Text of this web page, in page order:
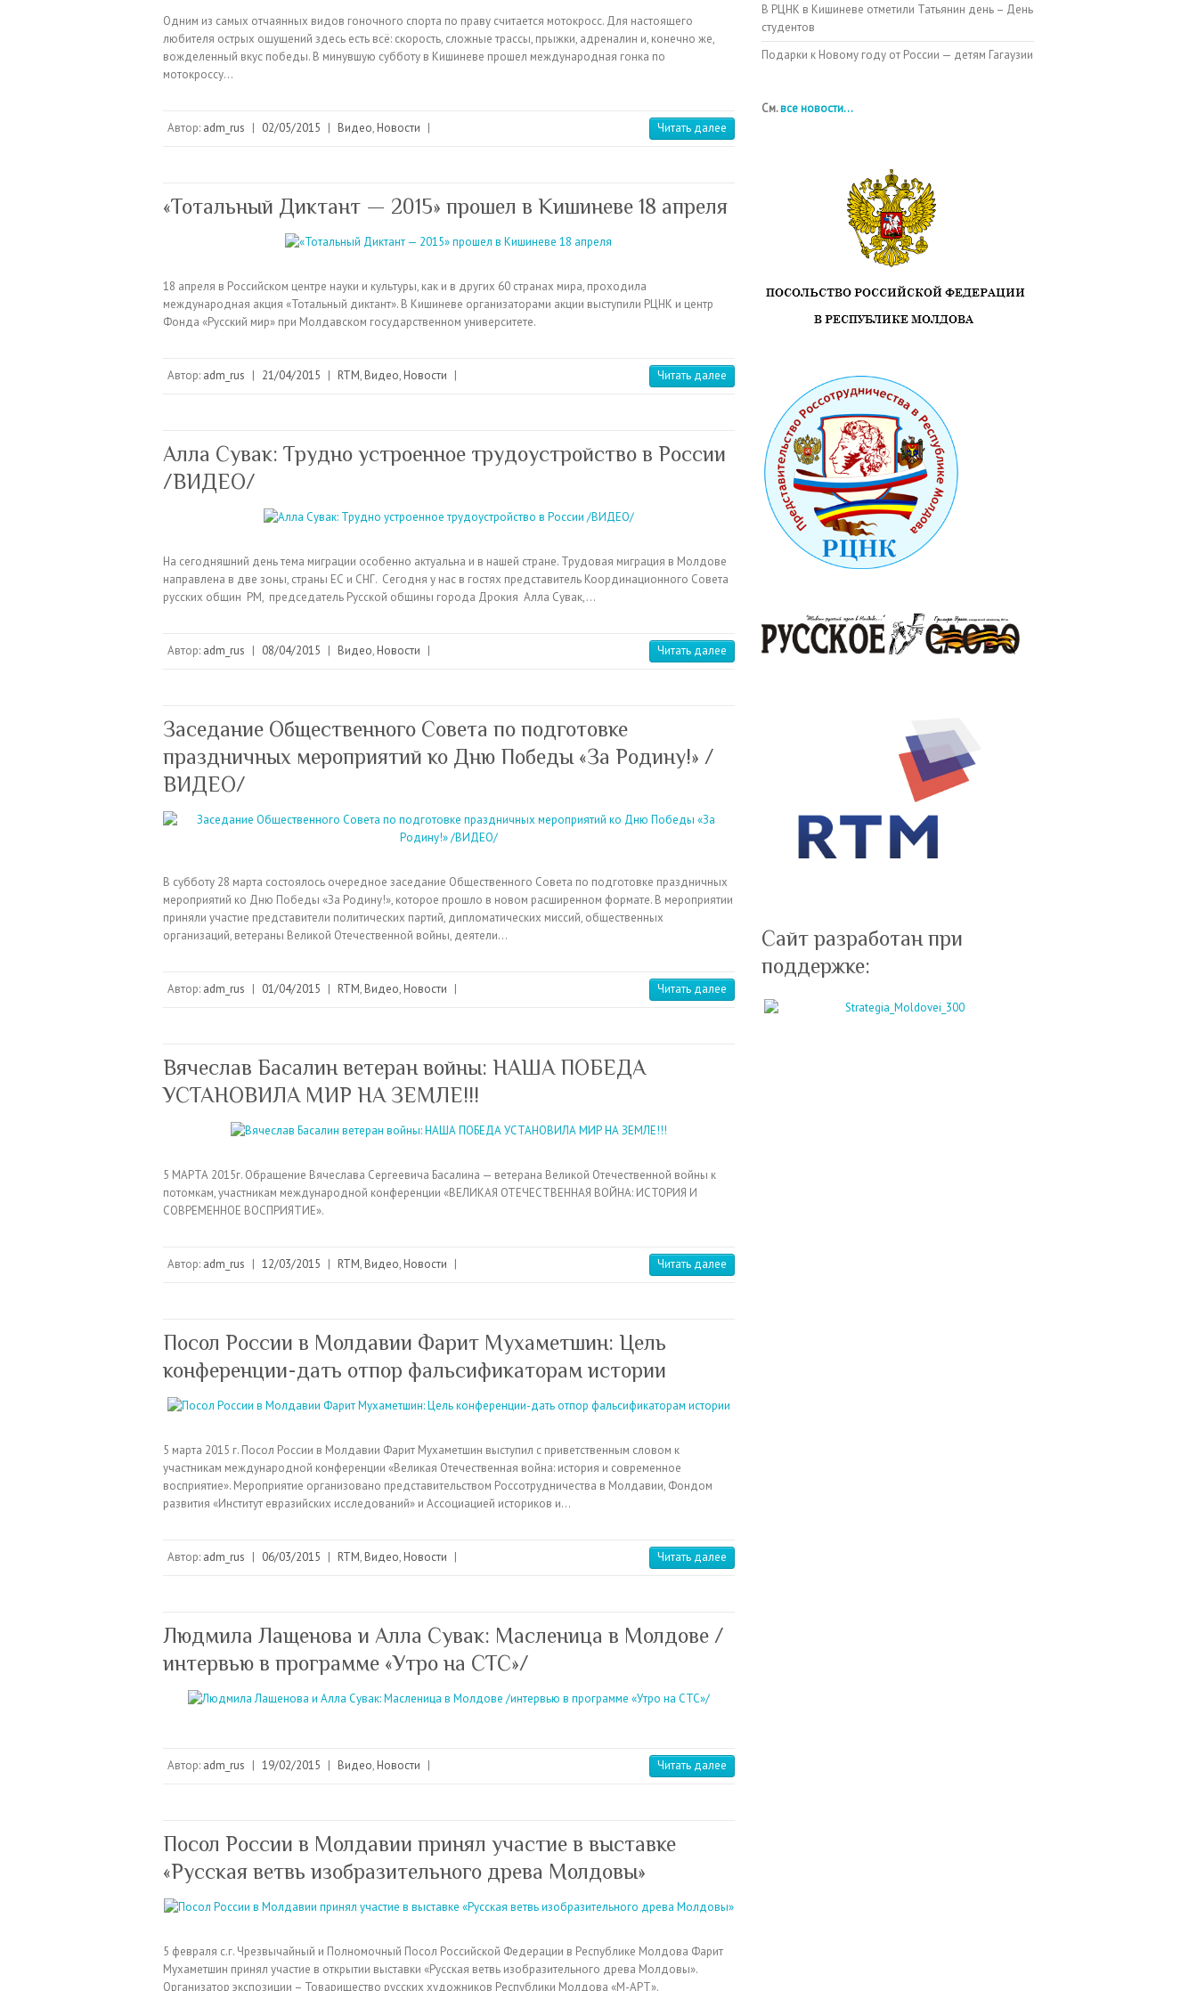
Одним из самых отчаянных видов гоночного спорта по праву считается мотокросс. Для настоящего
любителя острых ощущений здесь есть всё: скорость, сложные трассы, прыжки, адреналин и, конечно же,
вожделенный вкус победы. В минувшую субботу в Кишиневе прошел международная гонка по
мотокроссу…
Автор: adm_rus | 02/05/2015 | Видео, Новости | Читать далее
«Тотальный Диктант — 2015» прошел в Кишиневе 18 апреля
18 апреля в Российском центре науки и культуры, как и в других 60 странах мира, проходила
международная акция «Тотальный диктант». В Кишиневе организаторами акции выступили РЦНК и центр
Фонда «Русский мир» при Молдавском государственном университете.
Автор: adm_rus | 21/04/2015 | RTM, Видео, Новости | Читать далее
Алла Сувак: Трудно устроенное трудоустройство в России
/ВИДЕО/
На сегодняшний день тема миграции особенно актуальна и в нашей стране. Трудовая миграция в Молдове
направлена в две зоны, страны ЕС и СНГ. Сегодня у нас в гостях представитель Координационного Совета
русских общин РМ, председатель Русской общины города Дрокия Алла Сувак,…
Автор: adm_rus | 08/04/2015 | Видео, Новости | Читать далее
Заседание Общественного Совета по подготовке
праздничных мероприятий ко Дню Победы «За Родину!» /
ВИДЕО/
В субботу 28 марта состоялось очередное заседание Общественного Совета по подготовке праздничных
мероприятий ко Дню Победы «За Родину!», которое прошло в новом расширенном формате. В мероприятии
приняли участие представители политических партий, дипломатических миссий, общественных
организаций, ветераны Великой Отечественной войны, деятели…
Автор: adm_rus | 01/04/2015 | RTM, Видео, Новости | Читать далее
Вячеслав Басалин ветеран войны: НАША ПОБЕДА
УСТАНОВИЛА МИР НА ЗЕМЛЕ!!!
5 МАРТА 2015г. Обращение Вячеслава Сергеевича Басалина — ветерана Великой Отечественной войны к
потомкам, участникам международной конференции «ВЕЛИКАЯ ОТЕЧЕСТВЕННАЯ ВОЙНА: ИСТОРИЯ И
СОВРЕМЕННОЕ ВОСПРИЯТИЕ».
Автор: adm_rus | 12/03/2015 | RTM, Видео, Новости | Читать далее
Посол России в Молдавии Фарит Мухаметшин: Цель
конференции-дать отпор фальсификаторам истории
5 марта 2015 г. Посол России в Молдавии Фарит Мухаметшин выступил с приветственным словом к
участникам международной конференции «Великая Отечественная война: история и современное
восприятие». Мероприятие организовано представительством Россотрудничества в Молдавии, Фондом
развития «Институт евразийских исследований» и Ассоциацией историков и…
Автор: adm_rus | 06/03/2015 | RTM, Видео, Новости | Читать далее
Людмила Лащенова и Алла Сувак: Масленица в Молдове /
интервью в программе «Утро на СТС»/
Автор: adm_rus | 19/02/2015 | Видео, Новости | Читать далее
Посол России в Молдавии принял участие в выставке
«Русская ветвь изобразительного древа Молдовы»
5 февраля с.г. Чрезвычайный и Полномочный Посол Российской Федерации в Республике Молдова Фарит
Мухаметшин принял участие в открытии выставки «Русская ветвь изобразительного древа Молдовы».
Организатор экспозиции – Товарищество русских художников Республики Молдова «М-АРТ».
В РЦНК в Кишиневе отметили Татьянин день – День
студентов
Подарки к Новому году от России — детям Гагаузии
См.все новости...
Сайт разработан при
поддержке: